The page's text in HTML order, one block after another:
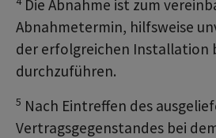
Die Abnahme ist zum
Abnahmetermin, hilfsweise
der erfolgreichen Installation
durchzuführen.
5 Nach Eintreffen des
Vertragsgegenstandes bei